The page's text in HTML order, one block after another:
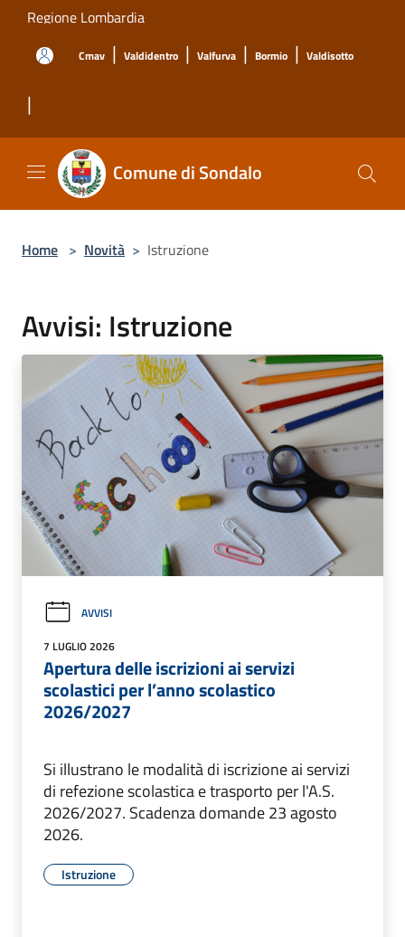
Salta al contenuto principale
Regione Lombardia
Cmav | Valdidentro | Valfurva | Bormio | Valdisotto
|
Comune di Sondalo
Home > Novità > Istruzione
Avvisi: Istruzione
AVVISI
7 LUGLIO 2026
Apertura delle iscrizioni ai servizi
scolastici per l’anno scolastico
2026/2027
Si illustrano le modalità di iscrizione ai servizi
di refezione scolastica e trasporto per l'A.S.
2026/2027. Scadenza domande 23 agosto
2026.
Istruzione